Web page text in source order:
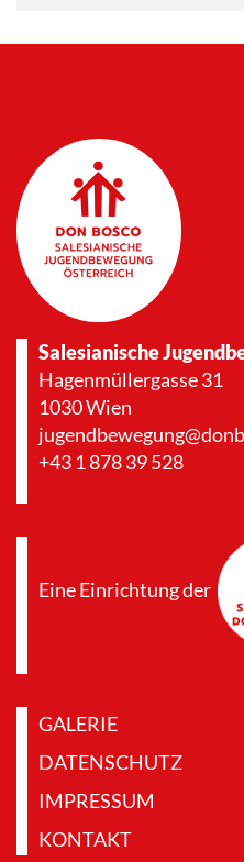
Salesianische
Hagenmüllergasse 31
1030 Wien
+43 1 878 39 528
Eine Einrichtung der
GALERIE
DATENSCHUTZ
IMPRESSUM
KONTAKT